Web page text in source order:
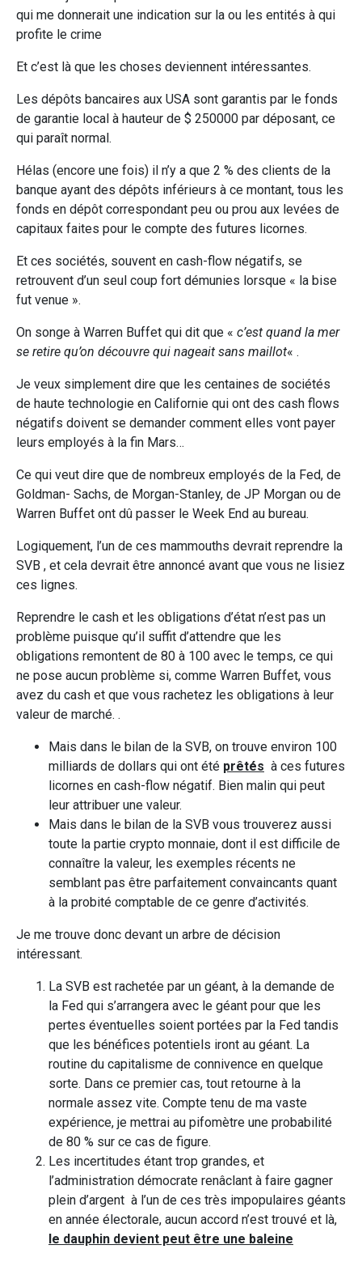
qui me donnerait une indication sur la ou les entités à qui
profite le crime
Et c’est là que les choses deviennent intéressantes.
Les dépôts bancaires aux USA sont garantis par le fonds
de garantie local à hauteur de $ 250000 par déposant, ce
qui paraît normal.
Hélas (encore une fois) il n’y a que 2 % des clients de la
banque ayant des dépôts inférieurs à ce montant, tous les
fonds en dépôt correspondant peu ou prou aux levées de
capitaux faites pour le compte des futures licornes.
Et ces sociétés, souvent en cash-flow négatifs, se
retrouvent d’un seul coup fort démunies lorsque « la bise
fut venue ».
On songe à Warren Buffet qui dit que « c’est quand la mer
se retire qu’on découvre qui nageait sans maillot« .
Je veux simplement dire que les centaines de sociétés
de haute technologie en Californie qui ont des cash flows
négatifs doivent se demander comment elles vont payer
leurs employés à la fin Mars…
Ce qui veut dire que de nombreux employés de la Fed, de
Goldman- Sachs, de Morgan-Stanley, de JP Morgan ou de
Warren Buffet ont dû passer le Week End au bureau.
Logiquement, l’un de ces mammouths devrait reprendre la
SVB , et cela devrait être annoncé avant que vous ne lisiez
ces lignes.
Reprendre le cash et les obligations d’état n’est pas un
problème puisque qu’il suffit d’attendre que les
obligations remontent de 80 à 100 avec le temps, ce qui
ne pose aucun problème si, comme Warren Buffet, vous
avez du cash et que vous rachetez les obligations à leur
valeur de marché. .
Mais dans le bilan de la SVB, on trouve environ 100
milliards de dollars qui ont été prêtés à ces futures
licornes en cash-flow négatif. Bien malin qui peut
leur attribuer une valeur.
Mais dans le bilan de la SVB vous trouverez aussi
toute la partie crypto monnaie, dont il est difficile de
connaître la valeur, les exemples récents ne
semblant pas être parfaitement convaincants quant
à la probité comptable de ce genre d’activités.
Je me trouve donc devant un arbre de décision
intéressant.
La SVB est rachetée par un géant, à la demande de
la Fed qui s’arrangera avec le géant pour que les
pertes éventuelles soient portées par la Fed tandis
que les bénéfices potentiels iront au géant. La
routine du capitalisme de connivence en quelque
sorte. Dans ce premier cas, tout retourne à la
normale assez vite. Compte tenu de ma vaste
expérience, je mettrai au pifomètre une probabilité
de 80 % sur ce cas de figure.
Les incertitudes étant trop grandes, et
l’administration démocrate renâclant à faire gagner
plein d’argent à l’un de ces très impopulaires géants
en année électorale, aucun accord n’est trouvé et là,
le dauphin devient peut être une baleine